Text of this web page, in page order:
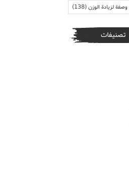
وصفة لزيادة الوزن(138)
تصنيفات